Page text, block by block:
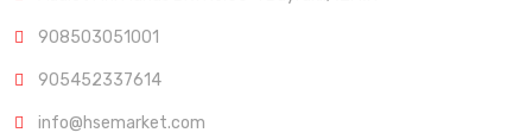
908503051001
905452337614
info@hsemarket.com